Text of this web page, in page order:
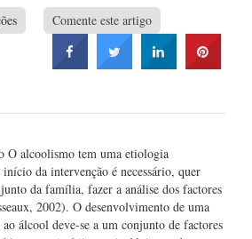
Comente este artigo
alcoolismo tem uma etiologia
da intervenção é necessário, quer
da família, fazer a análise dos factores
2002). O desenvolvimento de uma
álcool deve-se a um conjunto de factores